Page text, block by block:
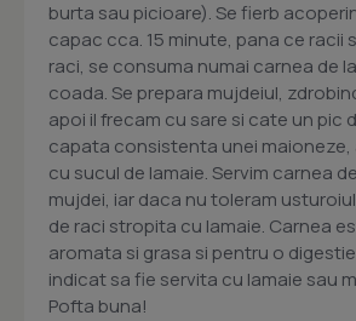
burta sau picioare). Se fierb
capac cca. 15 minute, pana ce racii
raci, se consuma numai carnea de
coada. Se prepara mujdeiul,
apoi il frecam cu sare si cate un pic
capata consistenta unei maioneze,
cu sucul de lamaie. Servim carnea
mujdei, iar daca nu toleram
de raci stropita cu lamaie. Carnea
aromata si grasa si pentru o
indicat sa fie servita cu lamaie sau
Pofta buna!